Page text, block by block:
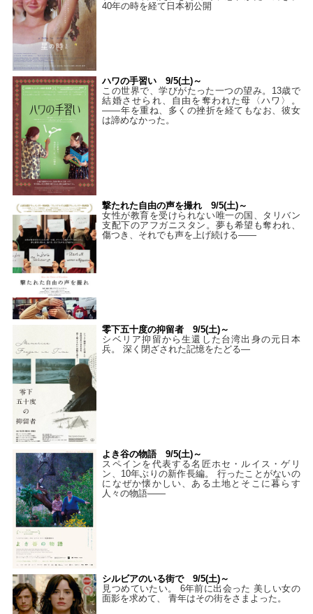
40年の時を経て⽇本初公開
ハワの手習い 9/5(土)～
この世界で、学びがたった一つの望み。13歳で
結婚させられ、自由を奪われた母〈ハワ〉。
——年を重ね、多くの挫折を経てもなお、彼女
は諦めなかった。
撃たれた自由の声を撮れ 9/5(土)～
女性が教育を受けられない唯一の国、タリバン
支配下のアフガニスタン。夢も希望も奪われ、
傷つき、それでも声を上げ続ける——
零下五十度の抑留者 9/5(土)～
シベリア抑留から生還した台湾出身の元日本
兵。 深く閉ざされた記憶をたどる—
よき谷の物語 9/5(土)～
スペインを代表する名匠ホセ・ルイス・ゲリ
ン、10年ぶりの新作長編。 行ったことがないの
になぜか懐かしい、ある土地とそこに暮らす
人々の物語――
シルビアのいる街で 9/5(土)～
見つめていたい。 6年前に出会った 美しい女の
面影を求めて、 青年はその街をさまよった。